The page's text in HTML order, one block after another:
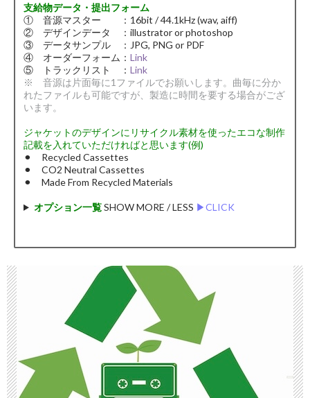
支給物データ・提出フォーム
① 音源マスター ：16bit / 44.1kHz (wav, aiff)
② デザインデータ ：illustrator or photoshop
③ データサンプル ：JPG, PNG or PDF
④ オーダーフォーム： Link
⑤ トラックリスト ： Link
※ 音源は片面毎に1ファイルでお願いします。曲毎に分か
れたファイルも可能ですが、製造に時間を要する場合がござ
います。
ジャケットのデザインにリサイクル素材を使ったエコな制作
記載を入れていただければと思います(例)
⚫︎ Recycled Cassettes
⚫︎ CO2 Neutral Cassettes
⚫︎ Made From Recycled Materials
オプション一覧SHOW MORE / LESS ▶︎CLICK